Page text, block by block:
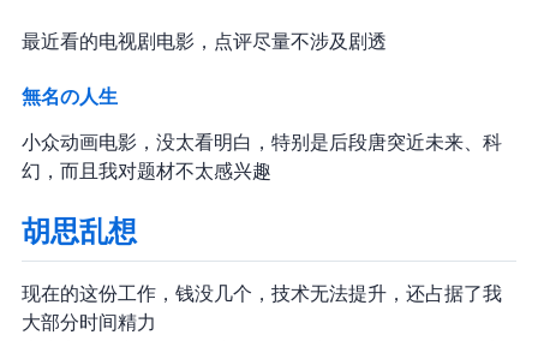
最近看的电视剧/电影，点评尽量不涉及剧透
無名の人生
小众动画电影，没太看明白，特别是后段唐突近未来、科
幻，而且我对 idol 题材不太感兴趣
胡思乱想
现在的这份工作，钱没几个，技术无法提升，还占据了我
大部分时间精力